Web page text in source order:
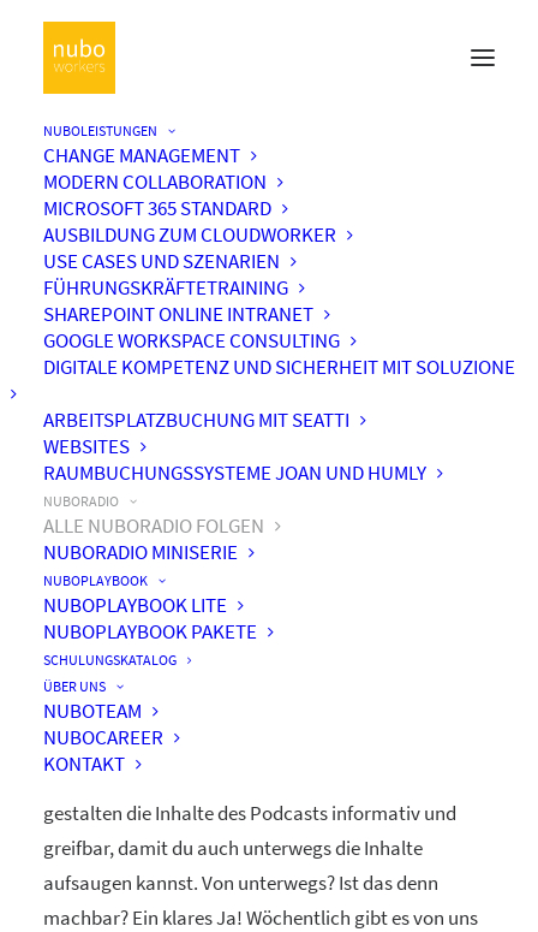
NUBOLEISTUNGEN
CHANGE MANAGEMENT
MODERN COLLABORATION
MICROSOFT 365 STANDARD
AUSBILDUNG ZUM CLOUDWORKER
USE CASES UND SZENARIEN
FÜHRUNGSKRÄFTETRAINING
SHAREPOINT ONLINE INTRANET
GOOGLE WORKSPACE CONSULTING
DIGITALE KOMPETENZ UND SICHERHEIT MIT SOLUZIONE
ARBEITSPLATZBUCHUNG MIT SEATTI
WEBSITES
RAUMBUCHUNGSSYSTEME JOAN UND HUMLY
NUBORADIO
ALLE NUBORADIO FOLGEN
NUBORADIO MINISERIE
NUBOPLAYBOOK
NUBOPLAYBOOK LITE
NUBOPLAYBOOK PAKETE
SCHULUNGSKATALOG
ÜBER UNS
NUBOTEAM
NUBOCAREER
KONTAKT
by nuboworkers GmbH
Herzlich Willkommen! Du hast nuboRadio – unseren
ganz eigenenPodcast zur Digitalisierung
Unsere beiden Moderatoren Dominique und Markus
gestalten die Inhalte des Podcasts informativ und
greifbar, damit du auch unterwegs die Inhalte
aufsaugen kannst. Von unterwegs? Ist das denn
machbar? Ein klares Ja! Wöchentlich gibt es von uns